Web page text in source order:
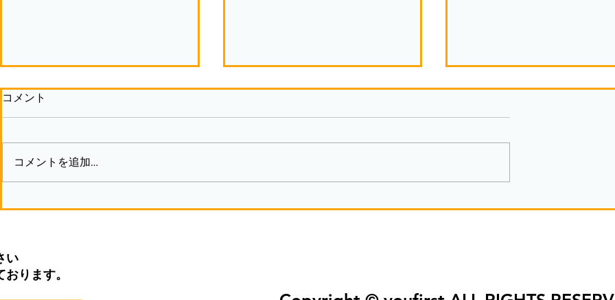
の
コメント
コメントを追加…
い
ります。